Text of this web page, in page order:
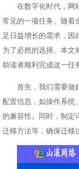
在数字化时代，网
常见的一项任务。随着
足日益增长的需求，
为了必然的选择。本文
助读者顺利完成这一任
首先，我们需要做
配置信息，如操作系统
的兼容性。同时，制定
迁移方法等，确保迁移